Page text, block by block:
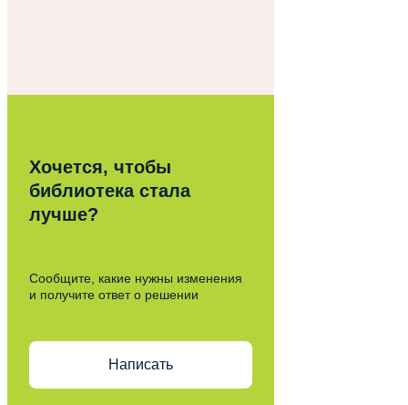
Хочется, чтобы
библиотека стала
лучше?
Сообщите, какие нужны изменения
и получите ответ о решении
Написать